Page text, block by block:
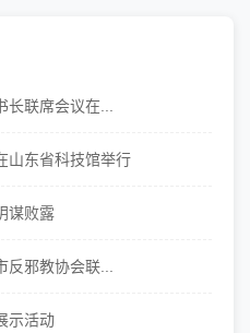
联席会议在...
山东省科技馆举行
谋败露
邪教协会联...
示活动